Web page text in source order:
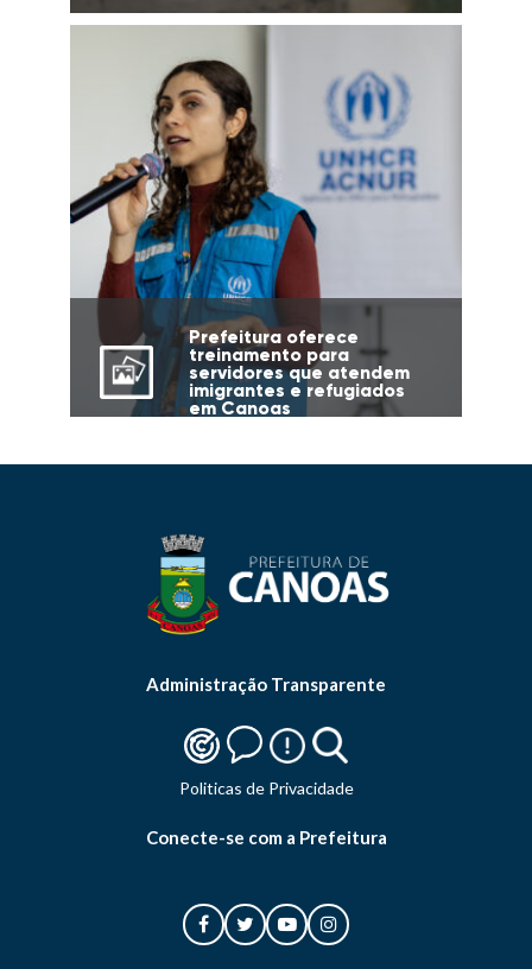
Prefeitura oferece
treinamento para
servidores que atendem
imigrantes e refugiados
em Canoas
Administração Transparente
Politicas de Privacidade
Conecte-se com a Prefeitura